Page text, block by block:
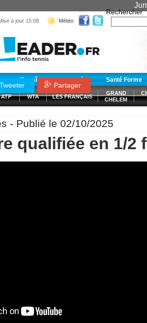
à jour 15:08 Météo
Rechercher
Entraînement Santé Forme
ATP WTA LES FRANÇAIS
GRAND
CHELEM
Tweeter Partager
- Publié le 02/10/2025
qualifiée en 1/2